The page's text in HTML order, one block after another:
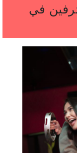
في